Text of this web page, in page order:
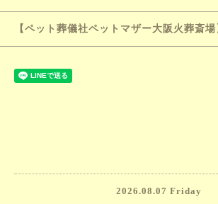
【ペット葬儀社ペットマザー大阪火葬斎場
2026.08.07 Friday